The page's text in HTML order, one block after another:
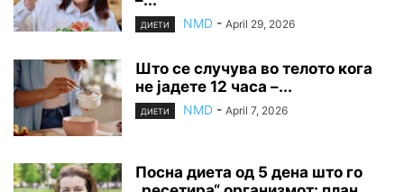
ДИЕТИ NMD - April 29, 2026
Што се случува во телото кога
не јадете 12 часа –...
ДИЕТИ NMD - April 7, 2026
Посна диета од 5 дена што го